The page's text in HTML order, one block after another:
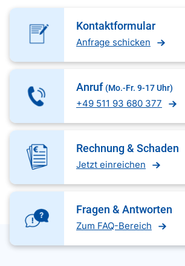
Kontaktformular
Anfrage schicken
Anruf (Mo.-Fr. 9-17 Uhr)
+49 511 93 680 377
Rechnung & Schaden
Jetzt einreichen
Fragen & Antworten
Zum FAQ-Bereich